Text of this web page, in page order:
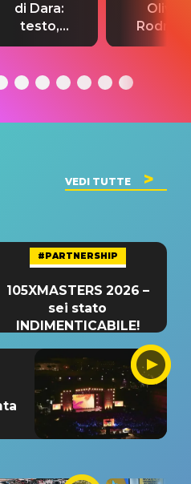
di Dara:
testo,
e
del singolo
Olivia
testo,
VEDI TUTTE
#PARTNERSHIP
105XMASTERS 2026 –
sei stato
INDIMENTICABILE!